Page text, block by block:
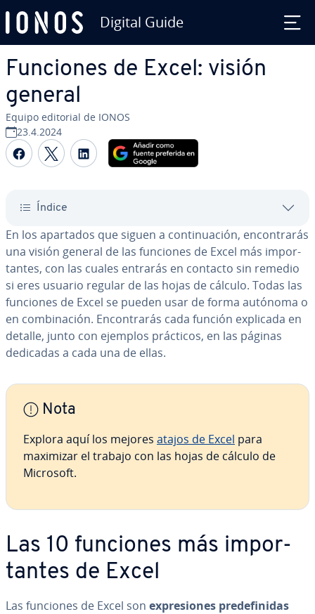
Digital Guide
Funciones de Excel: visión
general
Equipo editorial de IONOS
23.4.2024
Compartir Facebook
Compartir Twitter
Compartir LinkedIn
Índice
En los apartados que siguen a co­n­ti­nua­ción, en­co­n­tra­rás
una visión general de las funciones de Excel más im­po­r­
ta­n­tes, con las cuales entrarás en contacto sin remedio
si eres usuario regular de las hojas de cálculo. Todas las
funciones de Excel se pueden usar de forma autónoma o
en co­m­bi­na­ción. En­co­n­tra­rás cada función explicada en
detalle, junto con ejemplos prácticos, en las páginas
dedicadas a cada una de ellas.
Nota
Explora aquí los mejores atajos de Excel para
maximizar el trabajo con las hojas de cálculo de
Microsoft.
Las 10 funciones más im­po­r­
ta­n­tes de Excel
Las funciones de Excel son ex­pre­sio­nes pre­de­fi­ni­das